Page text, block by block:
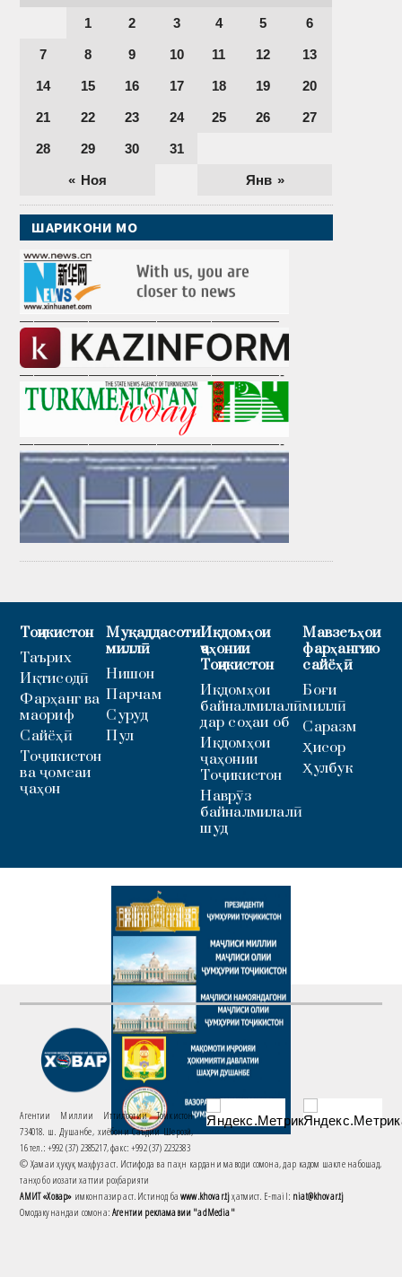
« Ноя Янв »
1 2 3 4 5 6
7 8 9 10 11 12 13
14 15 16 17 18 19 20
21 22 23 24 25 26 27
28 29 30 31
ШАРИКОНИ МО
———————————————————
———————————————————-
———————————————————-
Тоҷикистон
Таърих
Иқтисодӣ
Фарҳанг ва
маориф
Сайёҳӣ
Тоҷикистон
ва ҷомеаи
ҷаҳон
Муқаддасоти
миллӣ
Нишон
Парчам
Суруд
Пул
Иқдомҳои
ҷаҳонии
Тоҷикистон
Иқдомҳои
байналмилалӣ
дар соҳаи об
Иқдомҳои
ҷаҳонии
Тоҷикистон
Наврӯз
байналмилалӣ
шуд
Мавзеъҳои
фарҳангию
сайёҳӣ
Боғи
миллӣ
Саразм
Ҳисор
Ҳулбук
Агентии Миллии Иттилоотии Тоҷикистон
734018. ш. Душанбе, хиёбони Саъдии Шерозӣ,
16 тел.: +992 (37) 2385217, факс: +992 (37) 2232383
© Ҳамаи ҳуқуқ маҳфуз аст. Истифода ва паҳн кардани маводи сомона, дар кадом шакле набошад,
танҳо бо иҷозати хаттии роҳбарияти
АМИТ «Ховар» имконпазир аст. Истинод баwww.khovar.tjҳатмист. E-mail: niat@khovar.tj
Омодакунандаи сомона:Агентии рекламавии "adMedia"